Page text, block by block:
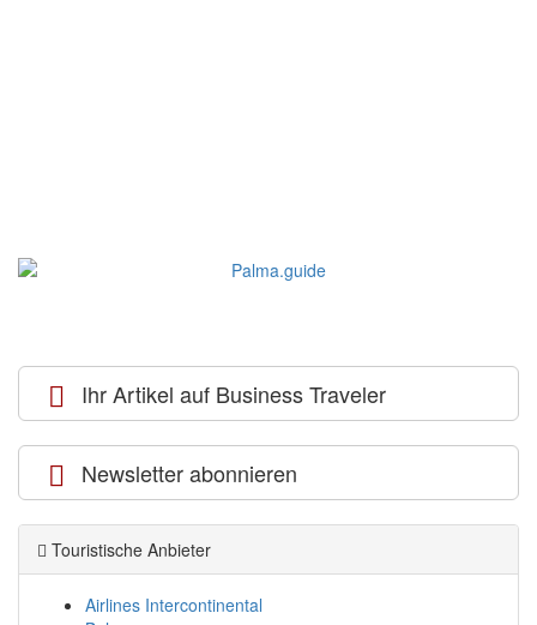
Ihr Artikel auf Business Traveler
Newsletter abonnieren
Touristische Anbieter
Airlines Intercontinental